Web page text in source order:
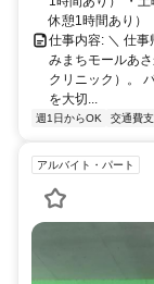
休憩1時間あり）
仕事内容: ＼ 仕事
みまちモールあ
クリニック）。
を大切...
週1日からOK 交通費
アルバイト・パート